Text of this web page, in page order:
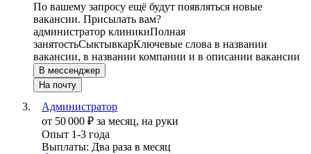
По вашему запросу ещё будут появляться новые
вакансии. Присылать вам?
администратор клиникиПолная
занятостьСыктывкарКлючевые слова в названии
вакансии, в названии компании и в описании вакансии
В мессенджер
На почту
Администратор
от 50 000 ₽ за месяц, на руки
Опыт 1-3 года
Выплаты: Два раза в месяц